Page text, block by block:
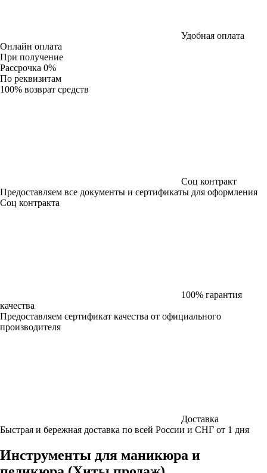
Удобная оплата
Онлайн оплата
При получение
Рассрочка 0%
По реквизитам
100% возврат средств
Соц контракт
Предоставляем все документы и сертификаты для оформления
Соц контракта
100% гарантия
качества
Предоставляем сертификат качества от официального
производителя
Доставка
Быстрая и бережная доставка по всей России и СНГ от 1 дня
Инструменты для маникюра и